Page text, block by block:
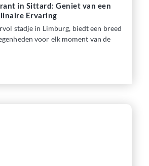
in Sittard: Geniet van een
Ervaring
stadje in Limburg, biedt een breed
voor elk moment van de